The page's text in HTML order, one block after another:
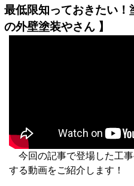
最低限知っておきたい
の外壁塗装やさん 】
今回の記事で登場した工
する動画をご紹介します！